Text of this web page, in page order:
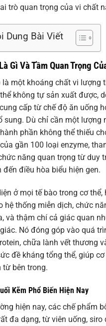
trò quan trọng của vi chất
Dung Bài Viết
Gì Và Tầm Quan Trọng
là một khoáng chất vi lượng
không tự sản xuất được,
cấp từ chế độ ăn uống
sung. Dù chỉ cần một lượng
phần không thể thiếu
gần 100 loại enzyme,
năng quan trọng từ duy
đến điều hòa biểu hiện gen.
ở mọi tế bào trong cơ thể,
hệ thống miễn dịch, chức
và thậm chí cả giác quan
Nó đóng góp vào quá
chữa lành vết thương
đề kháng tổng thể, giúp
từ bên trong.
Kẽm Phổ Biến Hiện Nay
hiện nay, các chế phẩm
đa dạng, từ viên uống, siro